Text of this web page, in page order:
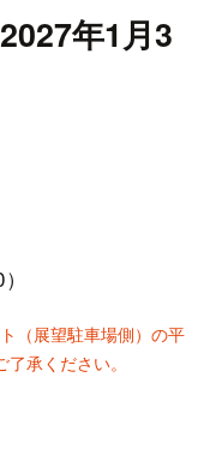
年1月3
（展望駐車場側）の平
承ください。